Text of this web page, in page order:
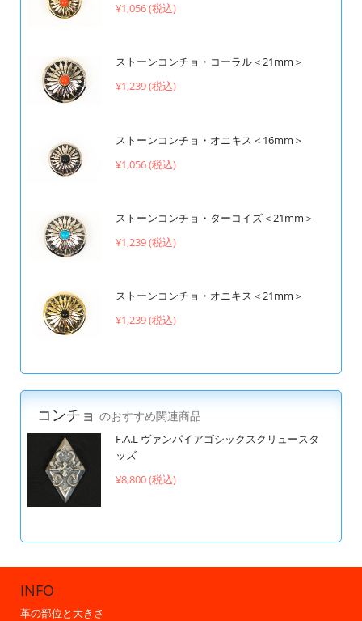
¥1,056 (税込)
ストーンコンチョ・コーラル＜21mm＞
¥1,239 (税込)
ストーンコンチョ・オニキス＜16mm＞
¥1,056 (税込)
ストーンコンチョ・ターコイズ＜21mm＞
¥1,239 (税込)
ストーンコンチョ・オニキス＜21mm＞
¥1,239 (税込)
コンチョ のおすすめ関連商品
F.A.L ヴァンパイアゴシックスクリュースタ
ッズ
¥8,800 (税込)
INFO
革の部位と大きさ